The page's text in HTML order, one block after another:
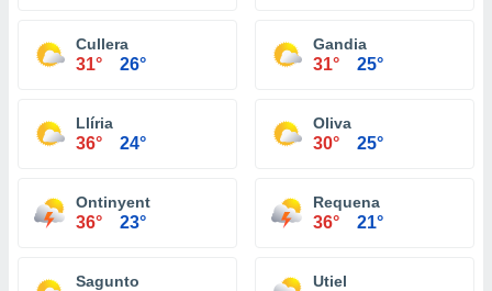
Cullera
31° 26°
Gandia
31° 25°
Llíria
36° 24°
Oliva
30° 25°
Ontinyent
36° 23°
Requena
36° 21°
Sagunto Utiel